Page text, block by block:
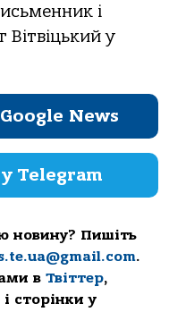
і
Вітвіцький у
News
Telegram
новину? Пишіть
.
в Твіттер,
сторінки у